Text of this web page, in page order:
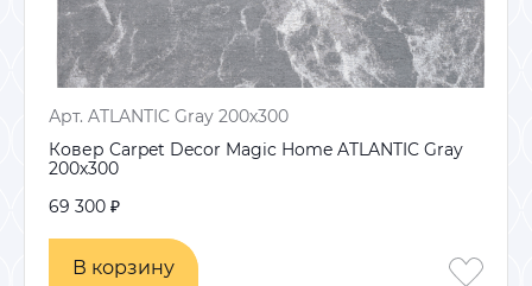
Арт. ATLANTIC Gray 200х300
Ковер Carpet Decor Magic Home ATLANTIC Gray
200х300
69 300 ₽
В корзину
В корзину